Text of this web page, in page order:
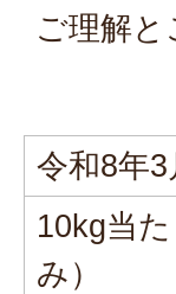
ご理解と
令和8年
10kg当
み）